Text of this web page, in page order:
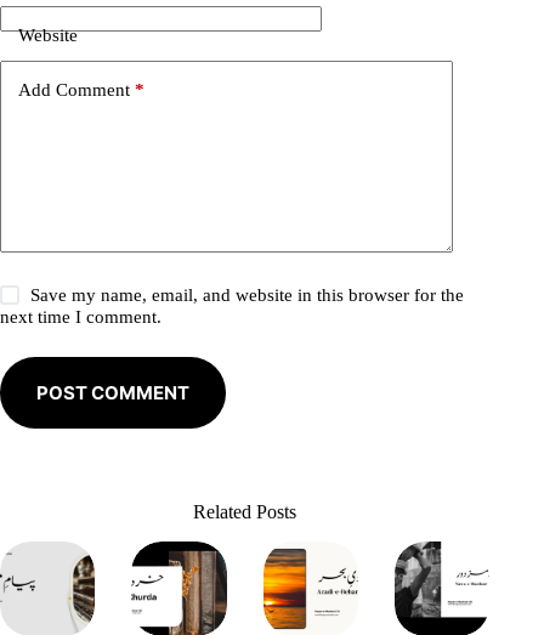
Website
Add Comment *
Save my name, email, and website in this browser for the
next time I comment.
POST COMMENT
t
i
Related Posts